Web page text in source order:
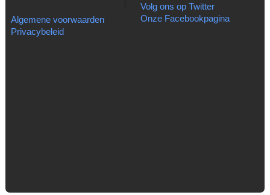
Algemene voorwaarden
Privacybeleid
Volg ons op Twitter
Onze Facebookpagina